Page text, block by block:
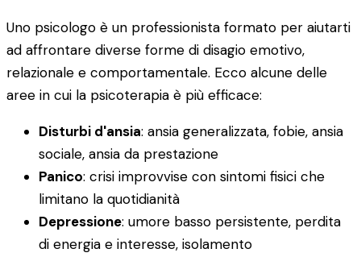
Uno psicologo è un professionista formato per aiutarti
ad affrontare diverse forme di disagio emotivo,
relazionale e comportamentale. Ecco alcune delle
aree in cui la psicoterapia è più efficace:
Disturbi d'ansia: ansia generalizzata, fobie, ansia
sociale, ansia da prestazione
Panico: crisi improvvise con sintomi fisici che
limitano la quotidianità
Depressione: umore basso persistente, perdita
di energia e interesse, isolamento